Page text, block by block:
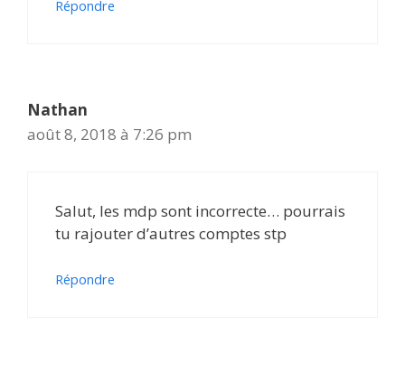
Répondre
Nathan
août 8, 2018 à 7:26 pm
Salut, les mdp sont incorrecte… pourrais
tu rajouter d’autres comptes stp
Répondre